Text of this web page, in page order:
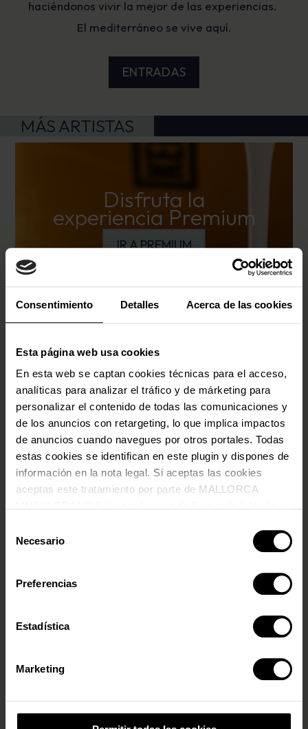
Consentimiento Detalles Acerca de las cookies
Esta página web usa cookies
En esta web se captan cookies técnicas para el acceso,
analíticas para analizar el tráfico y de márketing para
personalizar el contenido de todas las comunicaciones y
de los anuncios con retargeting, lo que implica impactos
de anuncios cuando navegues por otros portales. Todas
estas cookies se identifican en este plugin y dispones de
información en la nota legal. Si aceptas las cookies
aceptas este tratamiento por parte de MALLORCA
nuestra Política de Inteligencia Artificial.
Necesario
Preferencias
Estadística
Marketing
haciéndonos vivir la mejor de las experiencias.
El mediterráneo se vive aquí.
ENTRADAS
MÁS ARTISTAS
Disfruta la
experiencia Premium
IR A PREMIUM
Vive Es Jardí en modo VIP
IR A VIP